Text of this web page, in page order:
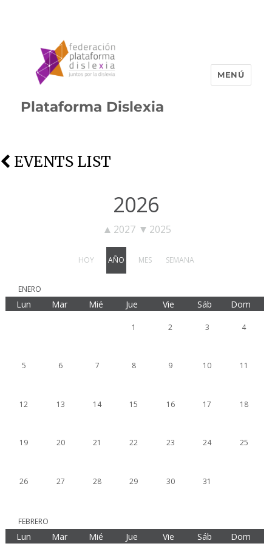
Plataforma Dislexia
MENÚ
EVENTS LIST
2026
2027 2025
HOY AÑO MES SEMANA
ENERO
Lun Mar Mié Jue Vie Sáb Dom
1 2 3 4
5 6 7 8 9 10 11
12 13 14 15 16 17 18
19 20 21 22 23 24 25
26 27 28 29 30 31
FEBRERO
Lun Mar Mié Jue Vie Sáb Dom